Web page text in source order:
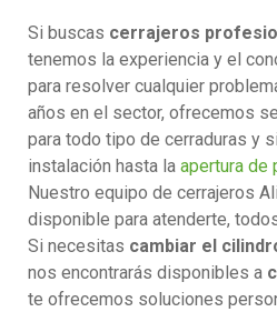
Si buscas cerrajeros
tenemos la experiencia y el
para resolver cualquier
años en el sector, ofrecemos
para todo tipo de cerraduras y
instalación hasta la apertura de
Nuestro equipo de cerrajeros
disponible para atenderte,
Si necesitas cambiar el
nos encontrarás disponibles a
te ofrecemos soluciones